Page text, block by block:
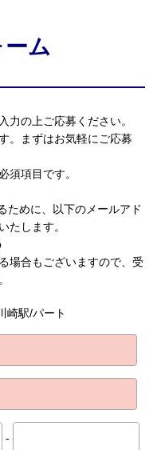
ム
力の上ご応募ください。
。まずはお気軽にご応募
須項目です。
ために、以下のメールアド
たします。
場合もございますので、受
駅/パート
-